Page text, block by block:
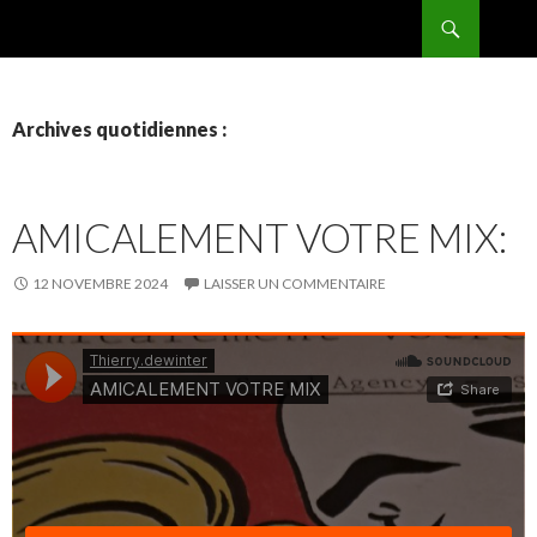
Archives quotidiennes :
AMICALEMENT VOTRE MIX:
12 NOVEMBRE 2024 LAISSER UN COMMENTAIRE